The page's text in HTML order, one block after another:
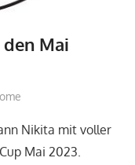
Mai
Nikita mit voller
Mai 2023.